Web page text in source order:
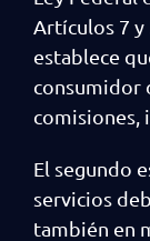
Artículos 7
establece
consumidor
comisiones,
El segundo
servicios
también en